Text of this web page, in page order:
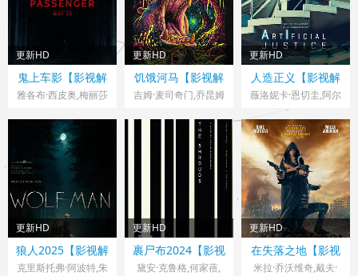
on·Xiao·Qiang·Lee,Li
Ng,Elijah·Ho,Su·Ai·K
wa,Tiong·Chuan·Pha
ng,Larry·Luatutu,Iain
·McDonald·McColl
,Darin·Toonder,Haley
·Fitzgerald,Chloe·Bre
en,Anthony·Pavone,J
ustice,Malcolm·Keln
er,Anthony·Casabian
ca,Travis·Beck,Kyle·B
怀特·奥哈拉,莫莉·贝
尔·赖
特,Anton·Trendafilov,
Asa·Ali,卡雅·
陈,Betsy-
Blue·English,乔治·S·
弗,Krasimir·Ivanov,R
uslana·Stancheva·Iv
anova,Vaughn·Johse
ph,Ivan·Rangelov,Bo
adicea·Ricketts,克尔
拉克·斯佩尔曼
更新HD
美国> 影视解说
2026 导演：安德烈·
鬼上车影【影视解
说】
雅各布·西皮奥,梅丽莎
尔·L·皮特斯,卢·洛贝
尔,德薇埃尔·约翰逊,
邦妮·迪肖恩,布雷特·
贝德罗西安,杰西卡·克
鲁兹
更新HD
英国,美国> 影视解说
2026 导演：詹姆斯·
饥饿河马【影视解
说】
吉姆·麦司奇门,乔昆姆
邦纳,麦蒂森·达文波
特,奥利维亚·伯恩斯
顿,萨曼莎·考格兰,马
克西姆·杜兰德,乔·阿
米歇尔·库利
尔,Matthew·Charlery
-Smith
更新HD
西班牙> 影视解说
2024
人造正义【影视解
说】
薇洛妮卡·恩切圭,阿尔
维托·阿曼,阿尔瓦·加
洛莎
更新HD
美国> 影视解说
2025 导演：雷·沃纳
狼人2025【影视解
说】
克里斯托弗·阿波特,朱
更新HD
法国,加拿大> 影视解
说
2024 导演：大卫·柯
裹尸布2024【影视
解说】
黛安·克鲁格,何家蓓,
更新HD
德国,加拿大,美国> 影
视解说
2025 导演：保罗·安
在失落之地【影视
解说】
米拉·乔沃维奇,戴夫·